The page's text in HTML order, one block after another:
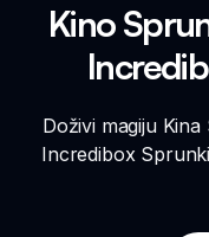
Kino
Doživi magiju
Incredibox